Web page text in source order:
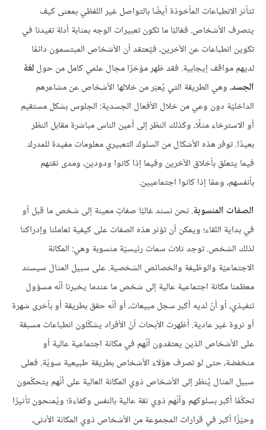
تتأثر الانطباعات المأخوذة أيضًا بالتواصل غير اللفظي بمعنى كيف
يتصرف الأشخاص. فغالبًا ما تكون تعبيرات الوجه بمثابة أدلة تفيدنا في
تكوين انطباعات عن الآخرين، فيُعتقد أن الأشخاص المبتسمون دائمًا
لديهم مواقف إيجابية. فقد ظهر مؤخرًا مجال علمي كامل من حوللغة
الجسد، وهي الطريقة التي يُعبّر من خلالها الأشخاص عن مشاعرهم
الداخليّة دون وعي من خلال الأفعال الجسدية: الجلوس بشكل مستقيم
أو الاسترخاء مثلًا، وكذلك النظر إلى أعين الناس مباشرة مقابل النظر
بعيدًا. توفر هذه الأشكال من السلوك التعبيري معلومات مفيدة للمدرك
فيما يتعلق بأخلاق الآخرين وفيما إذا كانوا ودودين، ومدى ثقتهم
بأنفسهم، وعمّا إذا كانوا اجتماعيين.
الصفات المنسوبة. نحن نسند غالبًا صفاتٍ معينة إلى شخص ما قبل أو
في بداية اللقاء؛ ويمكن أن تؤثر هذه الصفات على كيفية تعاملنا وإدراكنا
لذلك الشخص. توجد ثلاث سمات رئيسيّة منسوبة وهي: المكانة
الاجتماعيّة والوظيفة والخصائص الشخصية. على سبيل المثال سيسند
معظمنا مكانة اجتماعية عالية إلى شخص ما عندما يخبرنا أنّه مسؤول
تنفيذي، أو أنّ لديه أكبر سجل مبيعات، أو أنّه حقق بطريقة أو بأخرى شهرة
أو ثروة غير عادية. أظهرت الأبحاث أنّ الأفراد يشكّلون انطباعات مسبقة
على الأشخاص الذين يعتقدون أنّهم في مكانة اجتماعية عالية أو
منخفضة، حتى لو تصرف هؤلاء الأشخاص بطريقة طبيعية سويّة. فعلى
سبيل المثال يُنظر إلى الأشخاص ذوي المكانة العالية على أنّهم يتحكّمون
تحكّمًا أكبر بسلوكهم وأنّهم ذوي ثقة عالية بالنفس وكفاءة؛ ويُمنحون تأثيرًا
وحيّزًا أكبر في قرارات المجموعة من الأشخاص ذوي المكانة الأدنى،